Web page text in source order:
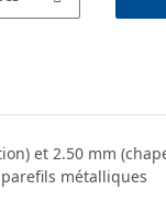
et 2.50 mm
métalliques